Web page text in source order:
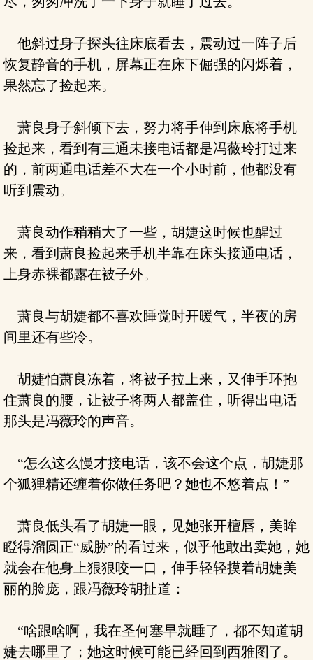
他斜过身子探头往床底看去，震动过一阵子后
恢复静音的手机，屏幕正在床下倔强的闪烁着，
果然忘了捡起来。
萧良身子斜倾下去，努力将手伸到床底将手机
捡起来，看到有三通未接电话都是冯薇玲打过来
的，前两通电话差不大在一个小时前，他都没有
听到震动。
萧良动作稍稍大了一些，胡婕这时候也醒过
来，看到萧良捡起来手机半靠在床头接通电话，
上身赤裸都露在被子外。
萧良与胡婕都不喜欢睡觉时开暖气，半夜的房
间里还有些冷。
胡婕怕萧良冻着，将被子拉上来，又伸手环抱
住萧良的腰，让被子将两人都盖住，听得出电话
那头是冯薇玲的声音。
“怎么这么慢才接电话，该不会这个点，胡婕那
个狐狸精还缠着你做任务吧？她也不悠着点！”
萧良低头看了胡婕一眼，见她张开檀唇，美眸
瞪得溜圆正“威胁”的看过来，似乎他敢出卖她，她
就会在他身上狠狠咬一口，伸手轻轻摸着胡婕美
丽的脸庞，跟冯薇玲胡扯道：
“啥跟啥啊，我在圣何塞早就睡了，都不知道胡
婕去哪里了；她这时候可能已经回到西雅图了。